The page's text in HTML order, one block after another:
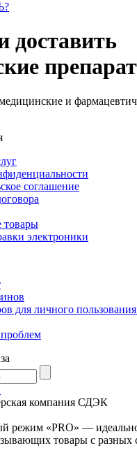
и
соглашение
товары
электроники
для личного
компания СДЭК
режим «PRO» —
товары с разных